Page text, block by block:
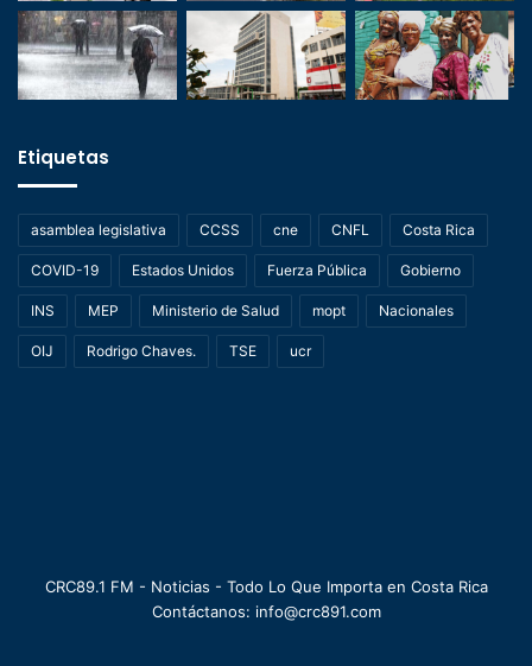
Etiquetas
asamblea legislativa CCSS cne CNFL Costa Rica
COVID-19 Estados Unidos Fuerza Pública Gobierno
INS MEP Ministerio de Salud mopt Nacionales
OIJ Rodrigo Chaves. TSE ucr
CRC89.1 FM - Noticias - Todo Lo Que Importa en Costa Rica
Contáctanos: info@crc891.com